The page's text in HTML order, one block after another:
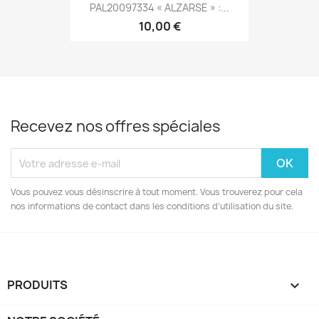
PAL20097334 « ALZARSE » :...
10,00 €
Recevez nos offres spéciales
Vous pouvez vous désinscrire à tout moment. Vous trouverez pour cela
nos informations de contact dans les conditions d'utilisation du site.
PRODUITS 